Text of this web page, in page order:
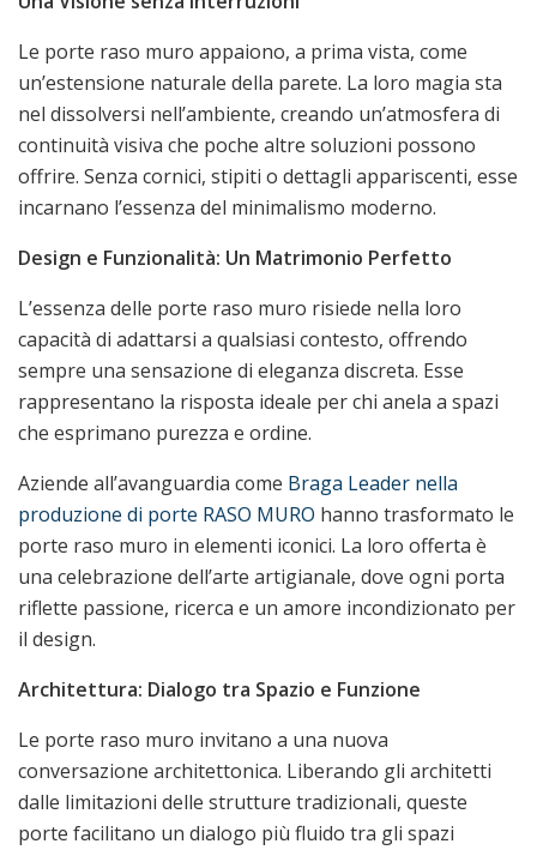
Le porte raso muro appaiono, a prima vista, come
un’estensione naturale della parete. La loro magia sta
nel dissolversi nell’ambiente, creando un’atmosfera di
continuità visiva che poche altre soluzioni possono
offrire. Senza cornici, stipiti o dettagli appariscenti, esse
incarnano l’essenza del minimalismo moderno.
Design e Funzionalità: Un Matrimonio Perfetto
L’essenza delle porte raso muro risiede nella loro
capacità di adattarsi a qualsiasi contesto, offrendo
sempre una sensazione di eleganza discreta. Esse
rappresentano la risposta ideale per chi anela a spazi
che esprimano purezza e ordine.
Aziende all’avanguardia come Braga Leader nella
produzione di porte RASO MURO hanno trasformato le
porte raso muro in elementi iconici. La loro offerta è
una celebrazione dell’arte artigianale, dove ogni porta
riflette passione, ricerca e un amore incondizionato per
il design.
Architettura: Dialogo tra Spazio e Funzione
Le porte raso muro invitano a una nuova
conversazione architettonica. Liberando gli architetti
dalle limitazioni delle strutture tradizionali, queste
porte facilitano un dialogo più fluido tra gli spazi